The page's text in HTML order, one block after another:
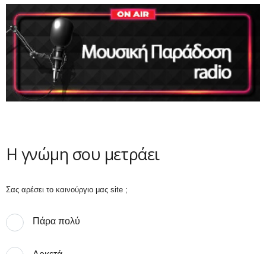
Η γνώμη σου μετράει
Σας αρέσει το καινούργιο μας site ;
Πάρα πολύ